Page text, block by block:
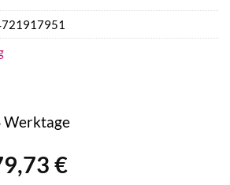
€Aktueller
Werktage